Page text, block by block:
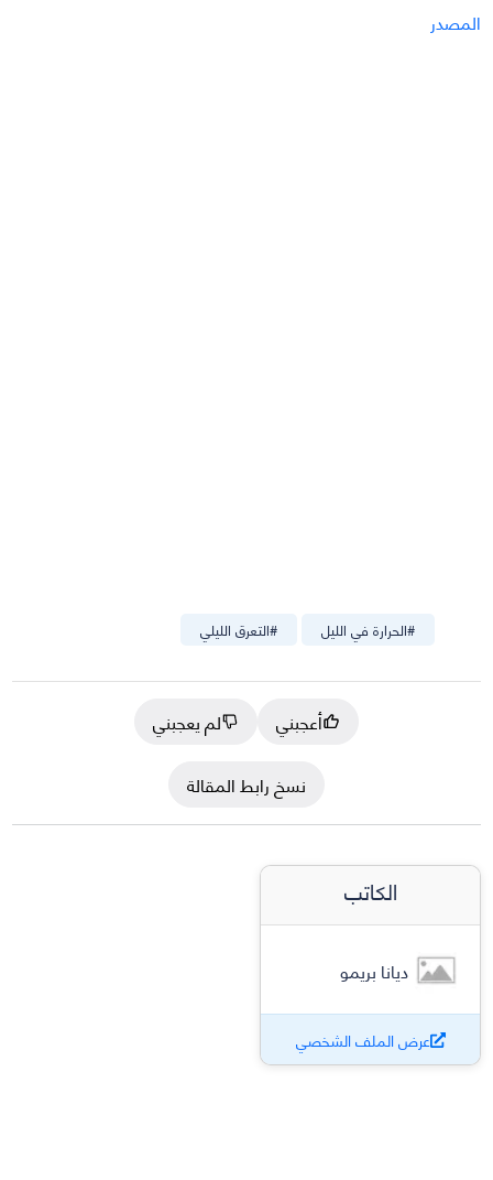
المصدر
#التعرق الليلي #الحرارة في الليل
أعجبني
لم يعجبني
نسخ رابط المقالة
الكاتب
ديانا بريمو
عرض الملف الشخصي